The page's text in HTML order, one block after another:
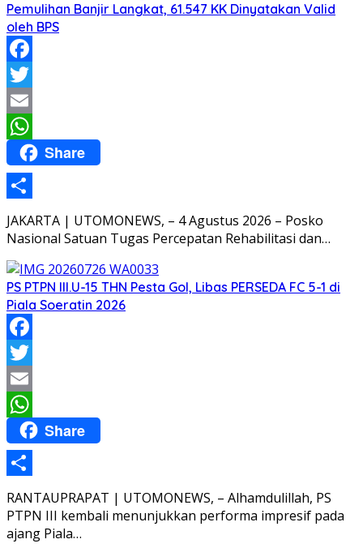
Pemulihan Banjir Langkat, 61.547 KK Dinyatakan Valid
oleh BPS
Facebook
Twitter
Email
WhatsApp
Share
Share
JAKARTA | UTOMONEWS, – 4 Agustus 2026 – Posko
Nasional Satuan Tugas Percepatan Rehabilitasi dan…
PS PTPN III.U-15 THN Pesta Gol, Libas PERSEDA FC 5-1 di
Piala Soeratin 2026
Facebook
Twitter
Email
WhatsApp
Share
Share
RANTAUPRAPAT | UTOMONEWS, – Alhamdulillah, PS
PTPN III kembali menunjukkan performa impresif pada
ajang Piala…